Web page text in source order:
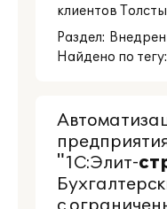
клиентов
Раздел:
Найдено по
"1С:Элит-